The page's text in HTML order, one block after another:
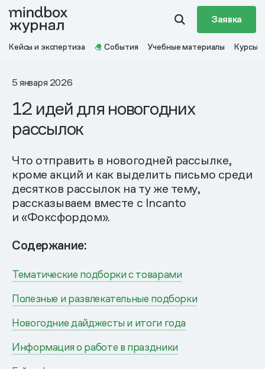
Заявка
Кейсы и экспертиза События Учебные материалы Курсы
5 января 2026
12 идей для новогодних
рассылок
Что отправить в новогодней рассылке,
кроме акций и как выделить письмо среди
десятков рассылок на ту же тему,
рассказываем вместе с Incanto
и «Фоксфордом».
Содержание:
Тематические подборки с товарами
Полезные и развлекательные подборки
Новогодние дайджесты и итоги года
Информация о работе в праздники